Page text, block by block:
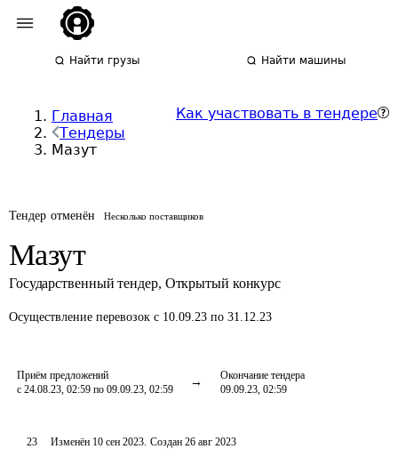
Найти грузы Найти машины
Главная
Тендеры
Мазут
Как участвовать в тендере
Тендер отменён Несколько поставщиков
Мазут
Государственный тендер, Открытый конкурс
Осуществление перевозок с 10.09.23 по 31.12.23
Приём предложений
с 24.08.23, 02:59 по 09.09.23, 02:59
Окончание тендера
09.09.23, 02:59
23 Изменён 10 сен 2023. Создан 26 авг 2023